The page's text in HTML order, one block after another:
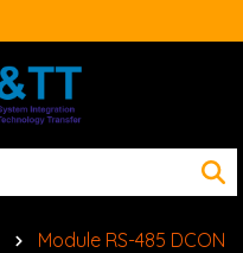
Module RS-485 DCON